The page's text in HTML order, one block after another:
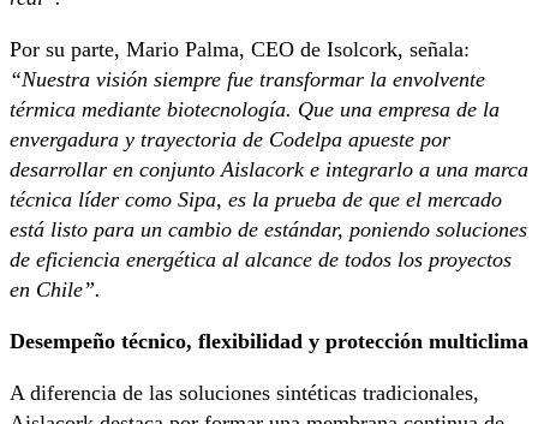
Por su parte, Mario Palma, CEO de Isolcork, señala:
“Nuestra visión siempre fue transformar la envolvente
térmica mediante biotecnología. Que una empresa de la
envergadura y trayectoria de Codelpa apueste por
desarrollar en conjunto Aislacork e integrarlo a una marca
técnica líder como Sipa, es la prueba de que el mercado
está listo para un cambio de estándar, poniendo soluciones
de eficiencia energética al alcance de todos los proyectos
en Chile”.
Desempeño técnico, flexibilidad y protección multiclima
A diferencia de las soluciones sintéticas tradicionales,